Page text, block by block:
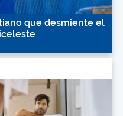
que desmiente el